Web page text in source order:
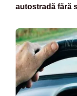
autostradă fără